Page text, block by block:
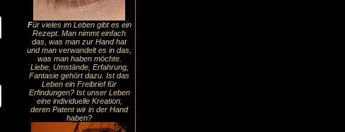
Für vieles im Leben gibt es ein
Rezept. Man nimmt einfach
das, was man zur Hand hat
und man verwandelt es in das,
was man haben möchte.
Liebe, Umstände, Erfahrung,
Fantasie gehört dazu. Ist das
Leben ein Freibrief für
Erfindungen? Ist unser Leben
eine individuelle Kreation,
deren Patent wir in der Hand
haben?